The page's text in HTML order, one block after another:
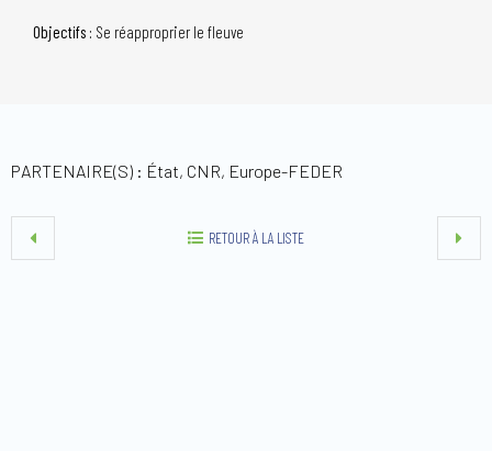
Objectifs : Se réapproprier le fleuve
PARTENAIRE(S) : État, CNR, Europe-FEDER
RETOUR À LA LISTE